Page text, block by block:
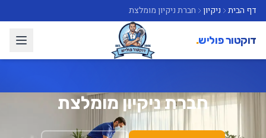
דף הבית ניקיון חברת ניקיון מומלצת
דוקטור פוליש.
חברת ניקיון מומלצת